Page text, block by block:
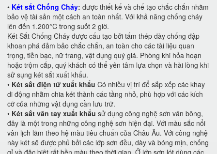
• Két sắt Chống Cháy: được thiết kế và chế tạo chắc chắn nhằm
bảo vệ tài sản một cách an toàn nhất. Với khả năng chống cháy
lên đến 1.200°C trong suốt 2 giờ.
Két Sắt Chống Cháy được cấu tạo bởi tấm thép dày chống đập
khoan phá đảm bảo chắc chắn, an toàn cho các tài liệu quan
trọng, tiền bạc, nữ trang, vật dụng quý giá. Phòng khi hỏa hoạn
hoặc trộm cắp, quý khách có thể yên tâm lựa chọn và hài lòng khi
sử sụng két sắt xuất khẩu.
• Két sắt điện tử xuất khẩu Có nhiều vị trí để sắp xếp các khay
di động nhằm chia két thành các tầng nhỏ, phù hợp với các kích
cỡ của những vật dụng cần lưu trữ.
• Két sắt vân tay xuất khẩu sử dụng công nghệ sơn vân bông,
đây là một trong những công nghệ sơn hiện đại. Với màu sắc nổi
vân lịch lãm theo hệ màu tiêu chuẩn của Châu Âu. Với công nghệ
này két sẽ được phủ bởi các lớp sơn đều, dày và bóng mịn, chống
gỉ và đặc biệt rất bền màu theo thời gian. Ở lớp sơn lót dùng các